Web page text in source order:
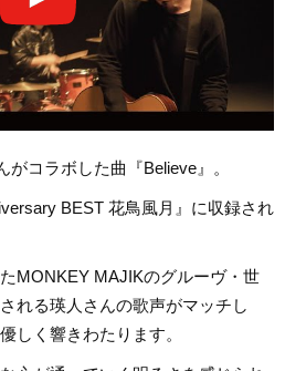
コラボした曲『Believe』。
BEST 花鳥風月』に収録され
MONKEY MAJIKのグルーヴ・世
れる瑛人さんの歌声がマッチし
しく響きわたります。